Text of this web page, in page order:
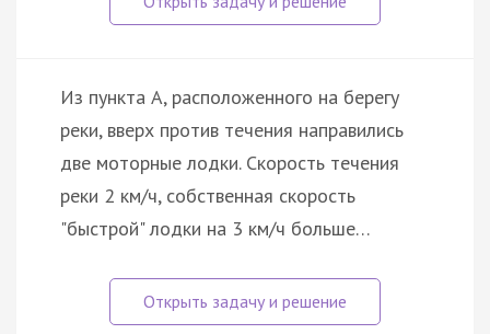
Из пункта A, расположенного на берегу
реки, вверх против течения направились
две моторные лодки. Скорость течения
реки 2 км/ч, собственная скорость
"быстрой" лодки на 3 км/ч больше…